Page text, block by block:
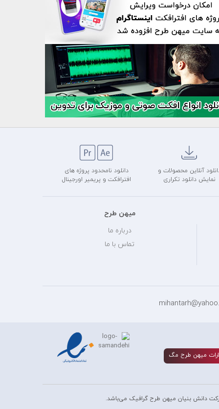
آنلاین محصولات و
نمایش دانلود تکراری
دانلود نامحدود پروژه های
افترافکت و پریمیر اورجینال
میهن طرح
درباره ما
تماس با ما
ميهن طرح مگ
دانش بنیان میهن طرح گرافیک می‌باشد.